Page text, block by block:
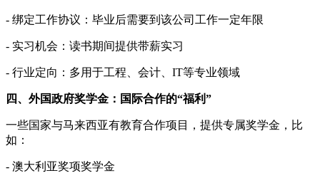
- 绑定工作协议：毕业后需要到该公司工作一定年限
- 实习机会：读书期间提供带薪实习
- 行业定向：多用于工程、会计、IT等专业领域
四、外国政府奖学金：国际合作的“福利”
一些国家与马来西亚有教育合作项目，提供专属奖学金，比
如：
- 澳大利亚奖项奖学金